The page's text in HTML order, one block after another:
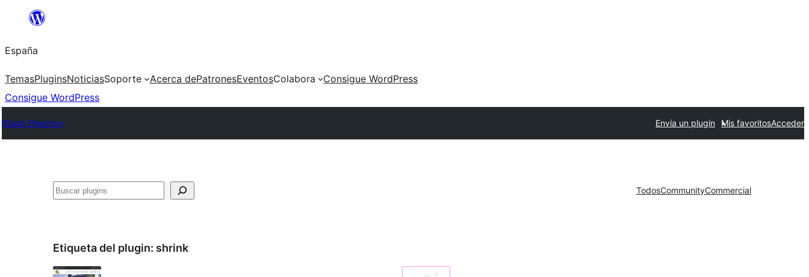
Saltar
contenido
España
TemasPluginsNoticiasSoporte Acerca dePatronesEventosColabora
Consigue WordPress
Consigue WordPress
Plugin Directory Envía un plugin Mis favoritosAcceder
Buscar TodosCommunityCommercial
Etiqueta del plugin: shrink